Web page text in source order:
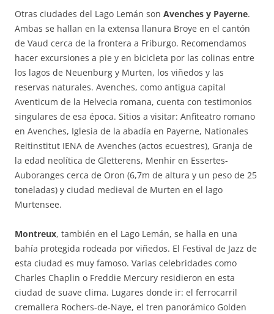
Otras ciudades del Lago Lemán son Avenches y Payerne.
Ambas se hallan en la extensa llanura Broye en el cantón
de Vaud cerca de la frontera a Friburgo. Recomendamos
hacer excursiones a pie y en bicicleta por las colinas entre
los lagos de Neuenburg y Murten, los viñedos y las
reservas naturales. Avenches, como antigua capital
Aventicum de la Helvecia romana, cuenta con testimonios
singulares de esa época. Sitios a visitar: Anfiteatro romano
en Avenches, Iglesia de la abadía en Payerne, Nationales
Reitinstitut IENA de Avenches (actos ecuestres), Granja de
la edad neolítica de Gletterens, Menhir en Essertes-
Auboranges cerca de Oron (6,7m de altura y un peso de 25
toneladas) y ciudad medieval de Murten en el lago
Murtensee.
Montreux, también en el Lago Lemán, se halla en una
bahía protegida rodeada por viñedos. El Festival de Jazz de
esta ciudad es muy famoso. Varias celebridades como
Charles Chaplin o Freddie Mercury residieron en esta
ciudad de suave clima. Lugares donde ir: el ferrocarril
cremallera Rochers-de-Naye, el tren panorámico Golden